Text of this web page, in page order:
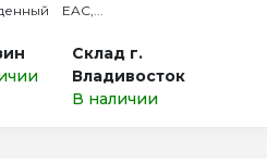
EAC,...
Склад г.
Владивосток
В наличии